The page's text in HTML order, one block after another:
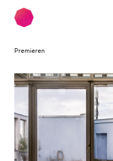
Zum Hauptinhalt springen
Premieren